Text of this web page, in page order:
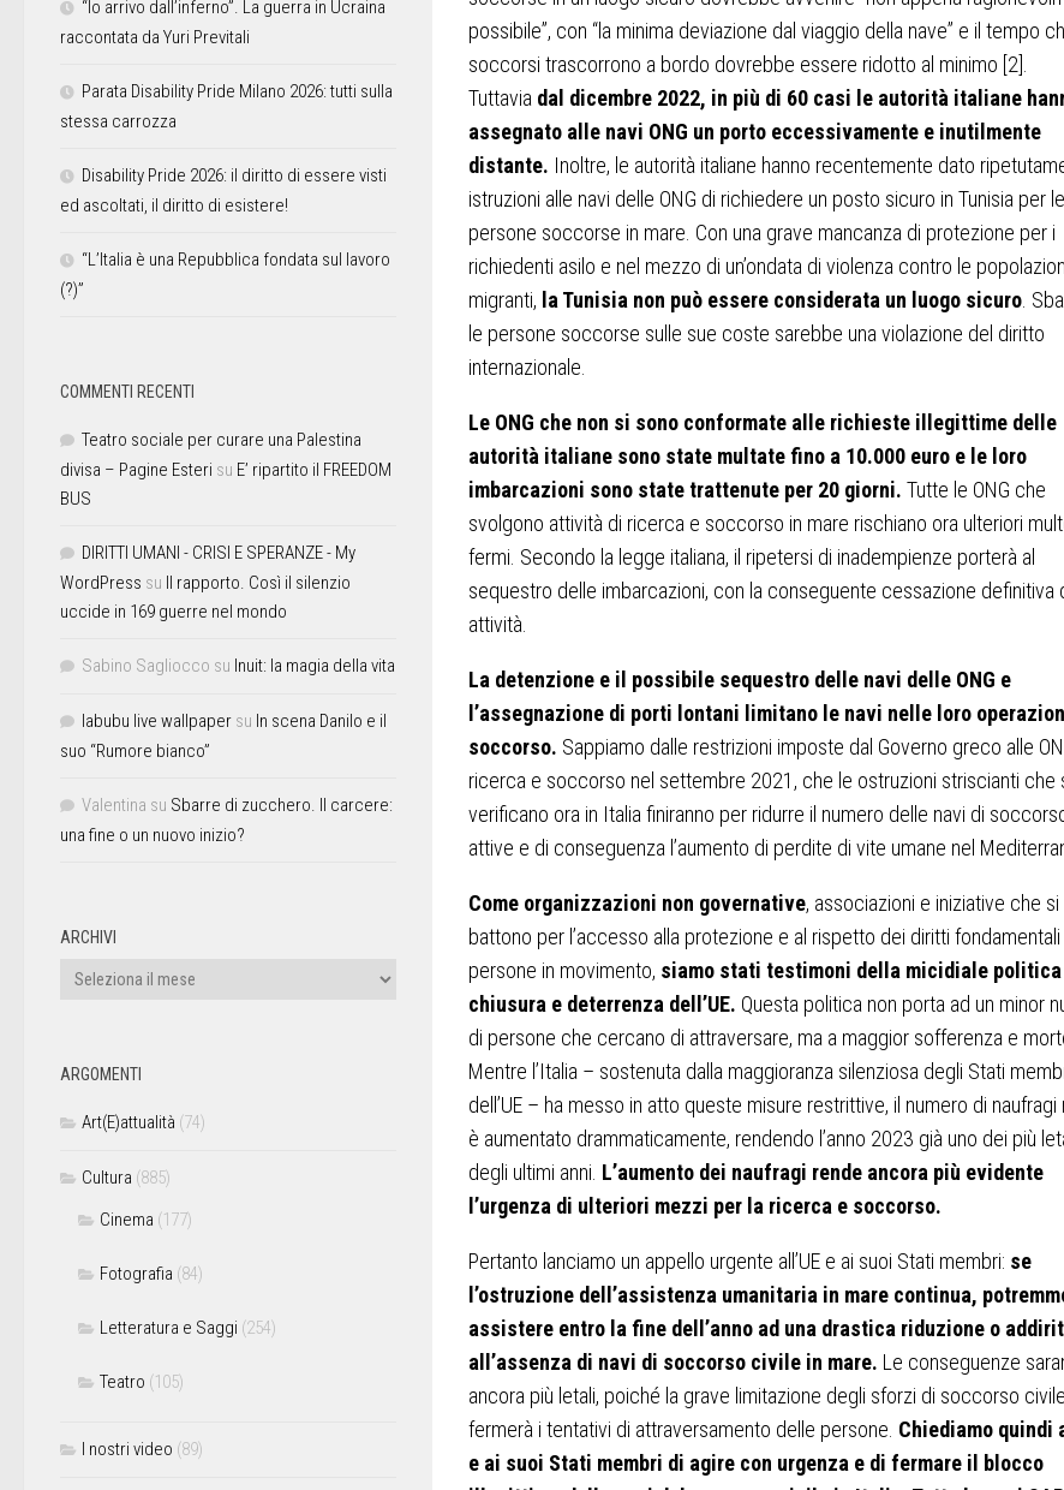
possibile”, con “la minima deviazione dal viaggio della nave” e il tempo
soccorsi trascorrono a bordo dovrebbe essere ridotto al minimo [2].
Tuttavia dal dicembre 2022, in più di 60 casi le autorità italiane
assegnato alle navi ONG un porto eccessivamente e inutilmente
distante. Inoltre, le autorità italiane hanno recentemente dato
istruzioni alle navi delle ONG di richiedere un posto sicuro in Tunisia per le
persone soccorse in mare. Con una grave mancanza di protezione per i
richiedenti asilo e nel mezzo di un’ondata di violenza contro le
migranti, la Tunisia non può essere considerata un luogo sicuro .
le persone soccorse sulle sue coste sarebbe una violazione del diritto
internazionale.
Le ONG che non si sono conformate alle richieste illegittime delle
autorità italiane sono state multate fino a 10.000 euro e le loro
imbarcazioni sono state trattenute per 20 giorni. Tutte le ONG che
svolgono attività di ricerca e soccorso in mare rischiano ora ulteriori
fermi. Secondo la legge italiana, il ripetersi di inadempienze porterà al
sequestro delle imbarcazioni, con la conseguente cessazione definitiva
attività.
La detenzione e il possibile sequestro delle navi delle ONG e
l’assegnazione di porti lontani limitano le navi nelle loro
soccorso. Sappiamo dalle restrizioni imposte dal Governo greco alle
ricerca e soccorso nel settembre 2021, che le ostruzioni striscianti che
verificano ora in Italia finiranno per ridurre il numero delle navi di
attive e di conseguenza l’aumento di perdite di vite umane nel
Come organizzazioni non governative, associazioni e iniziative che si
battono per l’accesso alla protezione e al rispetto dei diritti
persone in movimento, siamo stati testimoni della micidiale
chiusura e deterrenza dell’UE. Questa politica non porta ad un minor
di persone che cercano di attraversare, ma a maggior sofferenza e
Mentre l’Italia – sostenuta dalla maggioranza silenziosa degli Stati
dell’UE – ha messo in atto queste misure restrittive, il numero di naufragi
è aumentato drammaticamente, rendendo l’anno 2023 già uno dei più
degli ultimi anni. L’aumento dei naufragi rende ancora più evidente
l’urgenza di ulteriori mezzi per la ricerca e soccorso.
Pertanto lanciamo un appello urgente all’UE e ai suoi Stati membri: se
l’ostruzione dell’assistenza umanitaria in mare continua,
assistere entro la fine dell’anno ad una drastica riduzione o
all’assenza di navi di soccorso civile in mare. Le conseguenze
ancora più letali, poiché la grave limitazione degli sforzi di soccorso
fermerà i tentativi di attraversamento delle persone. Chiediamo quindi
e ai suoi Stati membri di agire con urgenza e di fermare il blocco
“Io arrivo dall’inferno”. La guerra in Ucraina
raccontata da Yuri Previtali
Parata Disability Pride Milano 2026: tutti sulla
stessa carrozza
Disability Pride 2026: il diritto di essere visti
ed ascoltati, il diritto di esistere!
“L’Italia è una Repubblica fondata sul lavoro
(?)”
COMMENTI RECENTI
Teatro sociale per curare una Palestina
divisa – Pagine Esteri su E’ ripartito il FREEDOM
BUS
DIRITTI UMANI - CRISI E SPERANZE - My
WordPress su Il rapporto. Così il silenzio
uccide in 169 guerre nel mondo
Sabino Sagliocco su Inuit: la magia della vita
labubu live wallpaper su In scena Danilo e il
suo “Rumore bianco”
Valentina su Sbarre di zucchero. Il carcere:
una fine o un nuovo inizio?
ARCHIVI
ARGOMENTI
Art(E)attualità (74)
Cultura (885)
Cinema (177)
Fotografia (84)
Letteratura e Saggi (254)
Teatro (105)
I nostri video (89)